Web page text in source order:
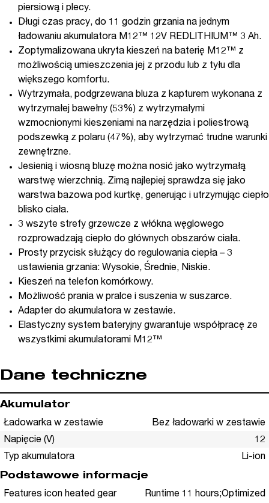
piersiową i plecy.
Długi czas pracy, do 11 godzin grzania na jednym
ładowaniu akumulatora M12™ 12V REDLITHIUM™ 3 Ah.
Zoptymalizowana ukryta kieszeń na baterię M12™ z
możliwością umieszczenia jej z przodu lub z tyłu dla
większego komfortu.
Wytrzymała, podgrzewana bluza z kapturem wykonana z
wytrzymałej bawełny (53%) z wytrzymałymi
wzmocnionymi kieszeniami na narzędzia i poliestrową
podszewką z polaru (47%), aby wytrzymać trudne warunki
zewnętrzne.
Jesienią i wiosną bluzę można nosić jako wytrzymałą
warstwę wierzchnią. Zimą najlepiej sprawdza się jako
warstwa bazowa pod kurtkę, generując i utrzymując ciepło
blisko ciała.
3 wszyte strefy grzewcze z włókna węglowego
rozprowadzają ciepło do głównych obszarów ciała.
Prosty przycisk służący do regulowania ciepła – 3
ustawienia grzania: Wysokie, Średnie, Niskie.
Kieszeń na telefon komórkowy.
Możliwość prania w pralce i suszenia w suszarce.
Adapter do akumulatora w zestawie.
Elastyczny system bateryjny gwarantuje współpracę ze
wszystkimi akumulatorami M12™
Dane techniczne
Akumulator
Ładowarka w zestawie
Bez ładowarki w zestawie
Napięcie (V)
12
Typ akumulatora
Li-ion
Podstawowe informacje
Features icon heated gear
Runtime 11 hours;Optimized